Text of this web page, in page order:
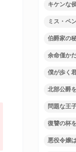
キケンな
ミス・ペ
伯爵家の
余命僅か
僕が歩く
北部公爵
問題な王
復讐の杯
悪役令嬢